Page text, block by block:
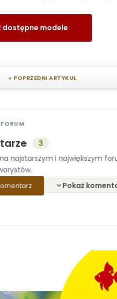
dostępne modele
« POPRZEDNI ARTYKUŁ
3
najstarszym i największym
Pokaż